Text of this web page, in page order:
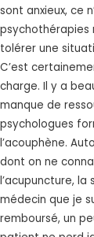
sont anxieux, ce
psychothérapies
tolérer une
C’est
charge. Il y a
manque de
psychologues
l’acouphène.
dont on ne
l’acupuncture,
médecin que je
remboursé, un